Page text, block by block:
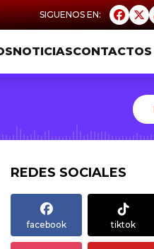
NOTICIASCONTACTOS
REDES SOCIALES
facebook tiktok